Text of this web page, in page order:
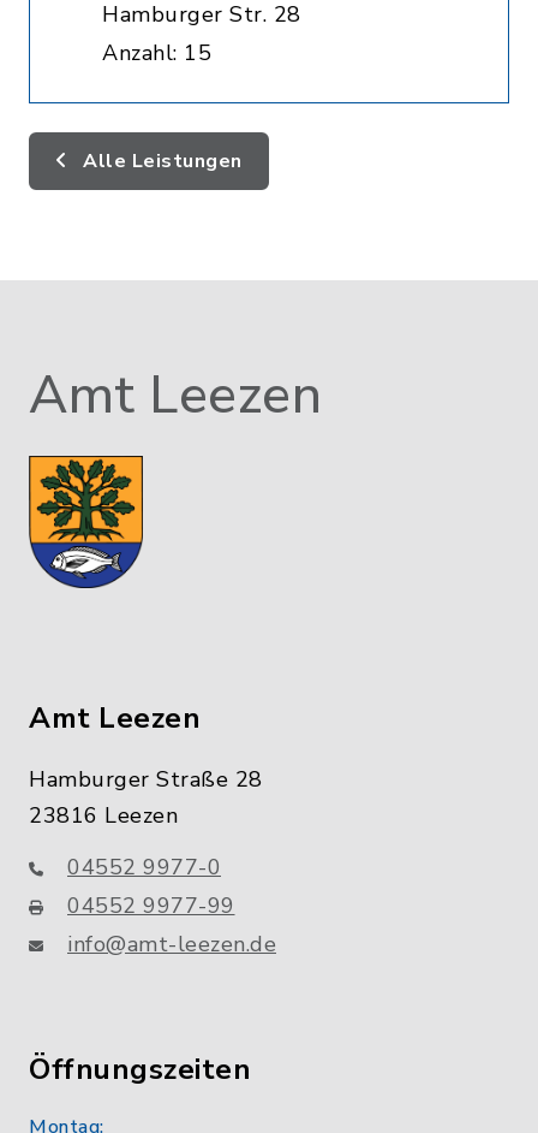
Hamburger Str. 28
Anzahl: 15
Alle Leistungen
Amt Leezen
Amt Leezen
Hamburger Straße 28
23816 Leezen
04552 9977-0
04552 9977-99
info@amt-leezen.de
Öffnungszeiten
Montag: